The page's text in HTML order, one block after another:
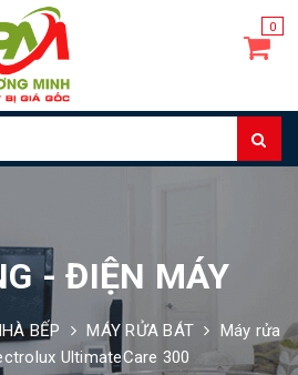
0
- ĐIỆN MÁY
BẾP MÁY RỬA BÁT
Máy rửa
UltimateCare 300